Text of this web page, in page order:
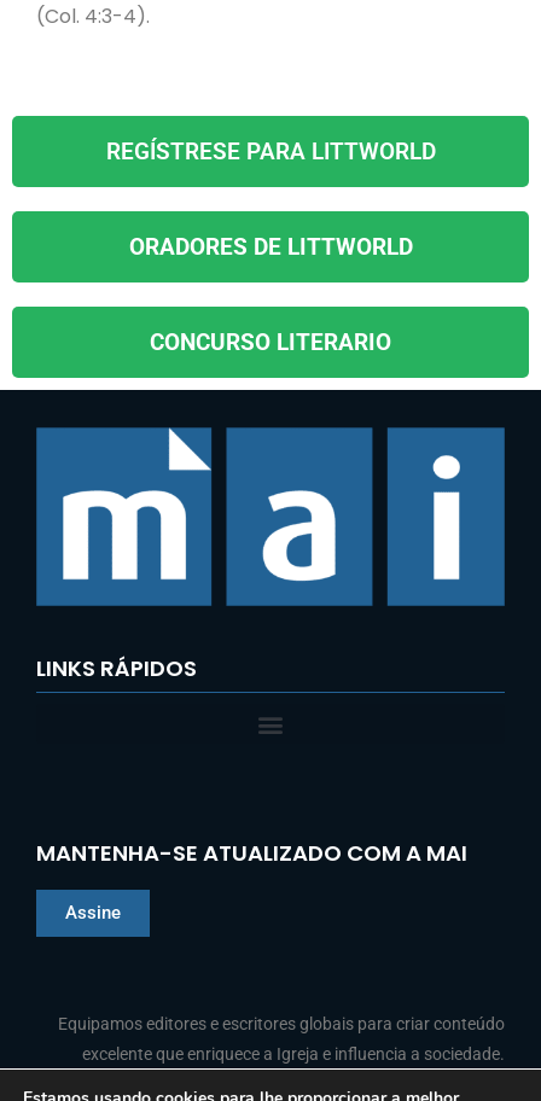
(Col. 4:3-4).
REGÍSTRESE PARA LITTWORLD
ORADORES DE LITTWORLD
CONCURSO LITERARIO
LINKS RÁPIDOS
MANTENHA-SE ATUALIZADO COM A MAI
Assine
Equipamos editores e escritores globais para criar conteúdo
excelente que enriquece a Igreja e influencia a sociedade.
French
Arabic
Indonesian